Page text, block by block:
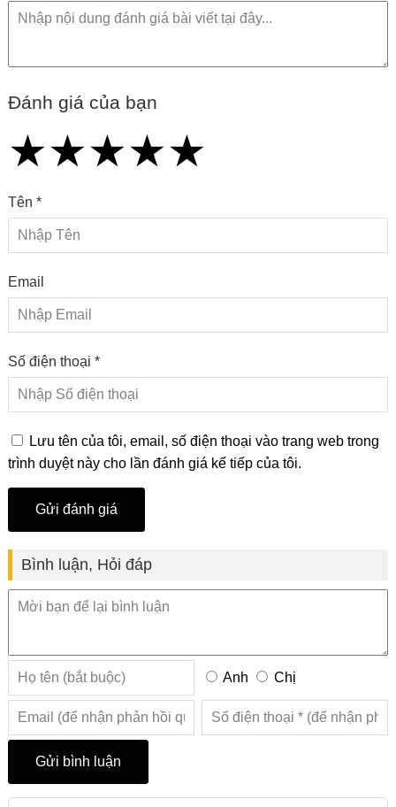
Đánh giá của bạn
★
★★
★★★
★★★★
★★★★★
Tên *
Email
Số điện thoại *
Lưu tên của tôi, email, số điện thoại vào trang web trong
trình duyệt này cho lần đánh giá kế tiếp của tôi.
Bình luận, Hỏi đáp
Anh Chị